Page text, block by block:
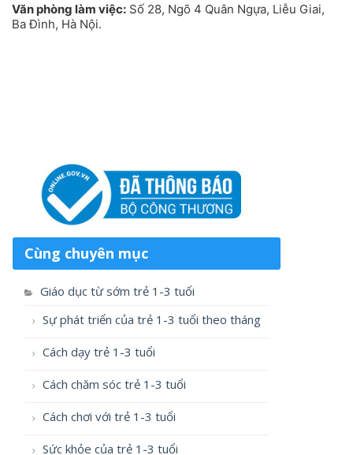
Văn phòng làm việc: Số 28, Ngõ 4 Quân Ngựa, Liễu Giai,
Ba Đình, Hà Nội.
Cùng chuyên mục
Giáo dục từ sớm trẻ 1-3 tuổi
Sự phát triển của trẻ 1-3 tuổi theo tháng
Cách dạy trẻ 1-3 tuổi
Cách chăm sóc trẻ 1-3 tuổi
Cách chơi với trẻ 1-3 tuổi
Sức khỏe của trẻ 1-3 tuổi